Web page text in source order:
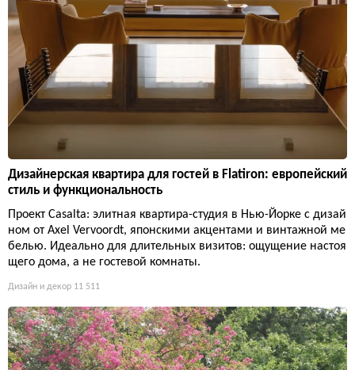
Дизайнерская квартира для гостей в Flatiron: европейский
стиль и функциональность
Проект Casalta: элитная квартира-студия в Нью-Йорке с дизай
ном от Axel Vervoordt, японскими акцентами и винтажной ме
белью. Идеально для длительных визитов: ощущение настоя
щего дома, а не гостевой комнаты.
Дизайн и декор 11 511